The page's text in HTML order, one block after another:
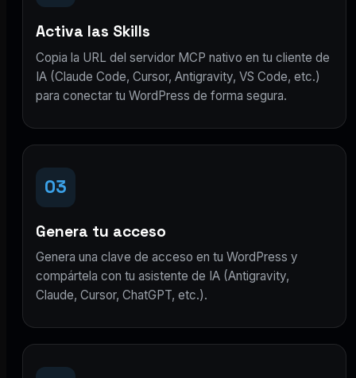
Activa las Skills
Copia la URL del servidor MCP nativo en tu cliente de
IA (Claude Code, Cursor, Antigravity, VS Code, etc.)
para conectar tu WordPress de forma segura.
03
Genera tu acceso
Genera una clave de acceso en tu WordPress y
compártela con tu asistente de IA (Antigravity,
Claude, Cursor, ChatGPT, etc.).